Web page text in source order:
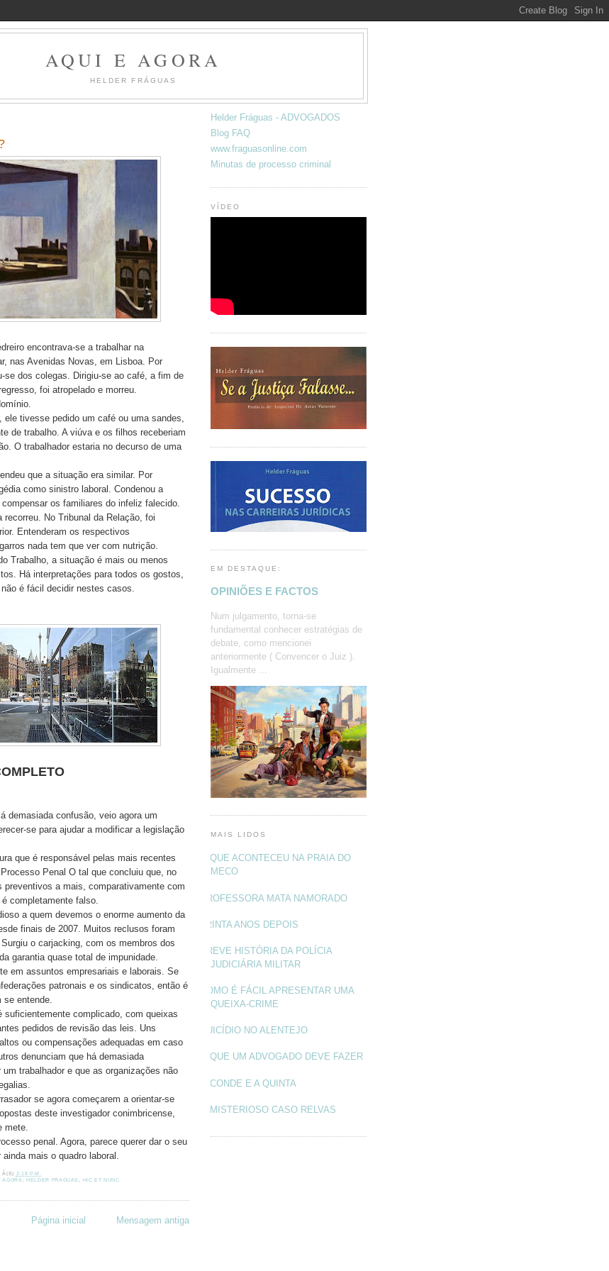
AQUI E AGORA
HELDER FRÁGUAS
encontrava-se a trabalhar na
nas Avenidas Novas, em Lisboa. Por
se dos colegas. Dirigiu-se ao café, a fim de
foi atropelado e morreu.
ele tivesse pedido um café ou uma sandes,
de trabalho. A viúva e os filhos receberiam
O trabalhador estaria no decurso de uma
que a situação era similar. Por
como sinistro laboral. Condenou a
os familiares do infeliz falecido.
recorreu. No Tribunal da Relação, foi
Entenderam os respectivos
nada tem que ver com nutrição.
Trabalho, a situação é mais ou menos
Há interpretações para todos os gostos,
é fácil decidir nestes casos.
demasiada confusão, veio agora um
se para ajudar a modificar a legislação
que é responsável pelas mais recentes
Penal O tal que concluiu que, no
preventivos a mais, comparativamente com
completamente falso.
a quem devemos o enorme aumento da
finais de 2007. Muitos reclusos foram
o carjacking, com os membros dos
garantia quase total de impunidade.
em assuntos empresariais e laborais. Se
patronais e os sindicatos, então é
se entende.
suficientemente complicado, com queixas
pedidos de revisão das leis. Uns
ou compensações adequadas em caso
denunciam que há demasiada
trabalhador e que as organizações não
se agora começarem a orientar-se
deste investigador conimbricense,
mete.
penal. Agora, parece querer dar o seu
mais o quadro laboral.
À(S) 2:18 P.M.
AGORA; HELDER FRAGUAS HIC ET NUNC
Mensagem antiga
Página inicial
Helder Fráguas - ADVOGADOS
Blog FAQ
www.fraguasonline.com
Minutas de processo criminal
VÍDEO
EM DESTAQUE:
OPINIÕES E FACTOS
Num julgamento, torna-se
fundamental conhecer estratégias de
debate, como mencionei
anteriormente ( Convencer o Juiz ).
Igualmente ...
MAIS LIDOS
O QUE ACONTECEU NA PRAIA DO
MECO
PROFESSORA MATA NAMORADO
TRINTA ANOS DEPOIS
BREVE HISTÓRIA DA POLÍCIA
JUDICIÁRIA MILITAR
COMO É FÁCIL APRESENTAR UMA
QUEIXA-CRIME
SUICÍDIO NO ALENTEJO
O QUE UM ADVOGADO DEVE FAZER
O CONDE E A QUINTA
O MISTERIOSO CASO RELVAS